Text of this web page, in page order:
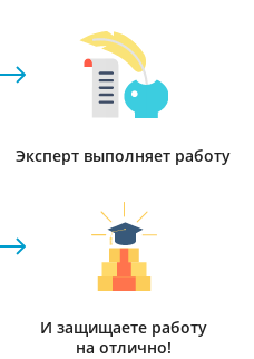
Эксперт выполняет работу
И защищаете работу
на отлично!